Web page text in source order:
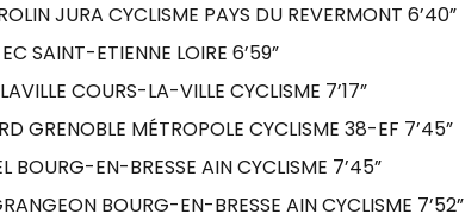
JURA CYCLISME PAYS DU REVERMONT 6’40”
SAINT-ETIENNE LOIRE 6’59”
COURS-LA-VILLE CYCLISME 7’17”
GRENOBLE MÉTROPOLE CYCLISME 38-EF 7’45”
BOURG-EN-BRESSE AIN CYCLISME 7’45”
BOURG-EN-BRESSE AIN CYCLISME 7’52”